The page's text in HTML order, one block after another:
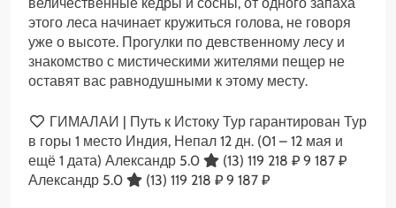
этого леса начинает кружиться голова, не говоря
уже о высоте. Прогулки по девственному лесу и
знакомство с мистическими жителями пещер не
оставят вас равнодушными к этому месту.
ГИМАЛАИ | Путь к Истоку Тур гарантирован Тур
в горы 1 место Индия, Непал 12 дн. (01 – 12 мая и
ещё 1 дата) Александр 5.0 (13) 119 218 ₽ 9 187 ₽
Александр 5.0
(13) 119 218 ₽ 9 187 ₽